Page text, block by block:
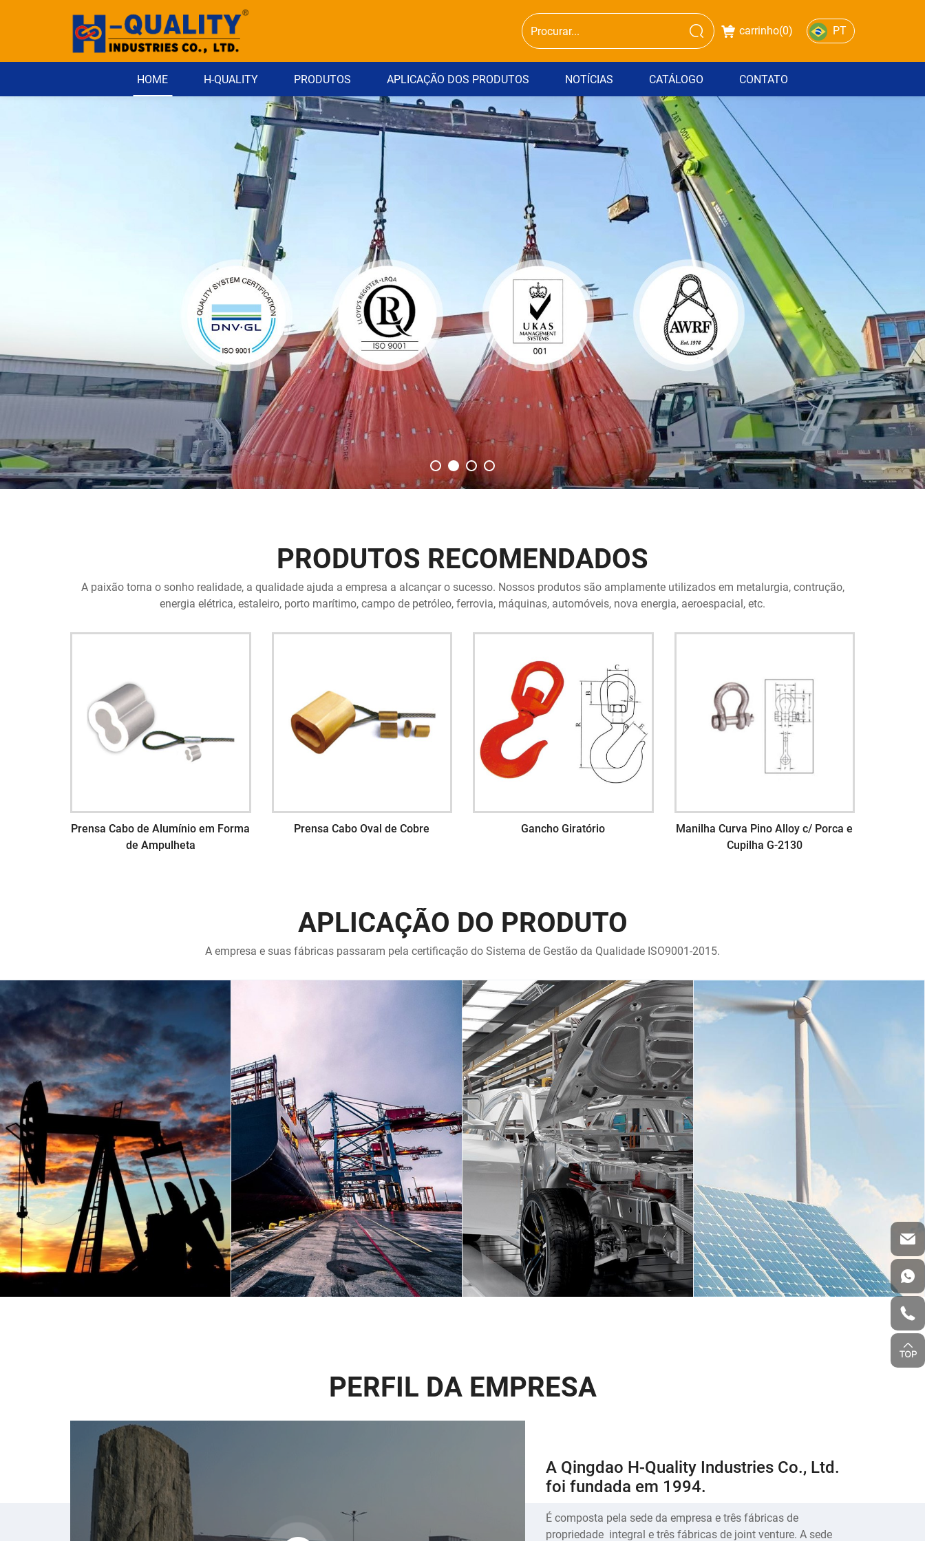
carrinho(0) PT
HOME H-QUALITY PRODUTOS APLICAÇÃO DOS PRODUTOS NOTÍCIAS CATÁLOGO CONTATO
PRODUTOS RECOMENDADOS
A paixão torna o sonho realidade, a qualidade ajuda a empresa a alcançar o sucesso. Nossos produtos são amplamente utilizados em metalurgia, contrução,
energia elétrica, estaleiro, porto marítimo, campo de petróleo, ferrovia, máquinas, automóveis, nova energia, aeroespacial, etc.
Prensa Cabo de Alumínio em Forma
de Ampulheta
Prensa Cabo Oval de Cobre Gancho Giratório
Manilha Curva Pino Alloy c/ Porca e
Cupilha G-2130
APLICAÇÃO DO PRODUTO
A empresa e suas fábricas passaram pela certificação do Sistema de Gestão da Qualidade ISO9001-2015.
PETRÓLEO AUTOMÓVEIS NOVA ENERGIA
PERFIL DA EMPRESA
A Qingdao H-Quality Industries Co., Ltd.
foi fundada em 1994.
É composta pela sede da empresa e três fábricas de
propriedade integral e três fábricas de joint venture. A sede